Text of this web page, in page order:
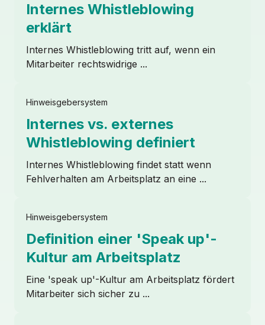
DEMO-TERMIN VEREINBAREN
Über uns
Partnerschaften
Vertrieb kontaktieren
Internes Whistleblowing
erklärt
Internes Whistleblowing tritt auf, wenn ein
Mitarbeiter rechtswidrige ...
Hinweisgebersystem
Internes vs. externes
Whistleblowing definiert
Internes Whistleblowing findet statt wenn
Fehlverhalten am Arbeitsplatz an eine ...
Hinweisgebersystem
Definition einer 'Speak up'-
Kultur am Arbeitsplatz
Eine 'speak up'-Kultur am Arbeitsplatz fördert
Mitarbeiter sich sicher zu ...